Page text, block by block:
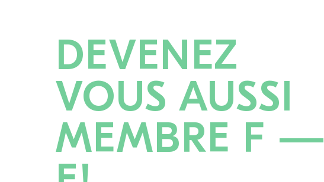
DEVENEZ
VOUS AUSSI
MEMBRE F —